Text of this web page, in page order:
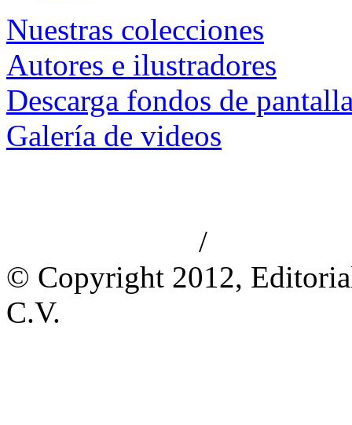
Nuestras colecciones
Autores e ilustradores
Descarga fondos de
Galería de videos
/
© Copyright 2012,
C.V.